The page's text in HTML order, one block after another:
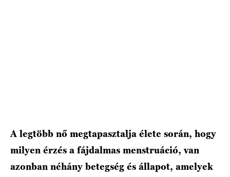
A legtöbb nő megtapasztalja élete során, hogy
milyen érzés a fájdalmas menstruáció, van
azonban néhány betegség és állapot, amelyek